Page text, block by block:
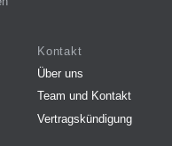
Kontakt
Über uns
Team und Kontakt
Vertragskündigung